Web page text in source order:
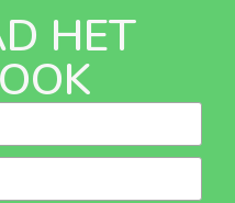
HET